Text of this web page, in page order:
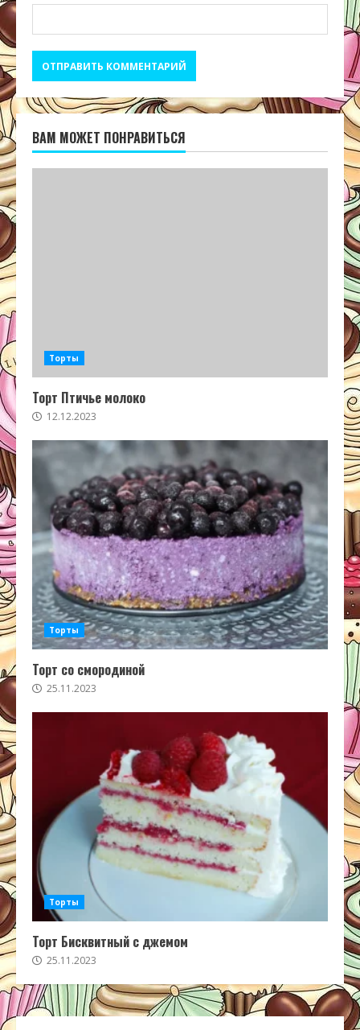
ВАМ МОЖЕТ ПОНРАВИТЬСЯ
Торты
Торт Птичье молоко
12.12.2023
Торты
Торт со смородиной
25.11.2023
Торты
Торт Бисквитный с джемом
25.11.2023